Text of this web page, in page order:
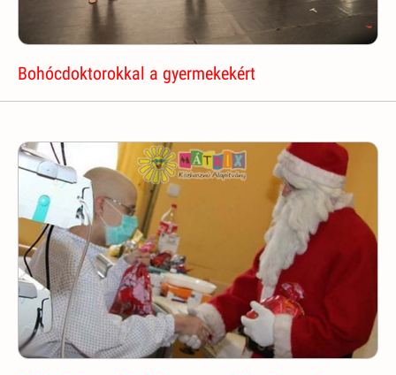
Bohócdoktorokkal a gyermekekért